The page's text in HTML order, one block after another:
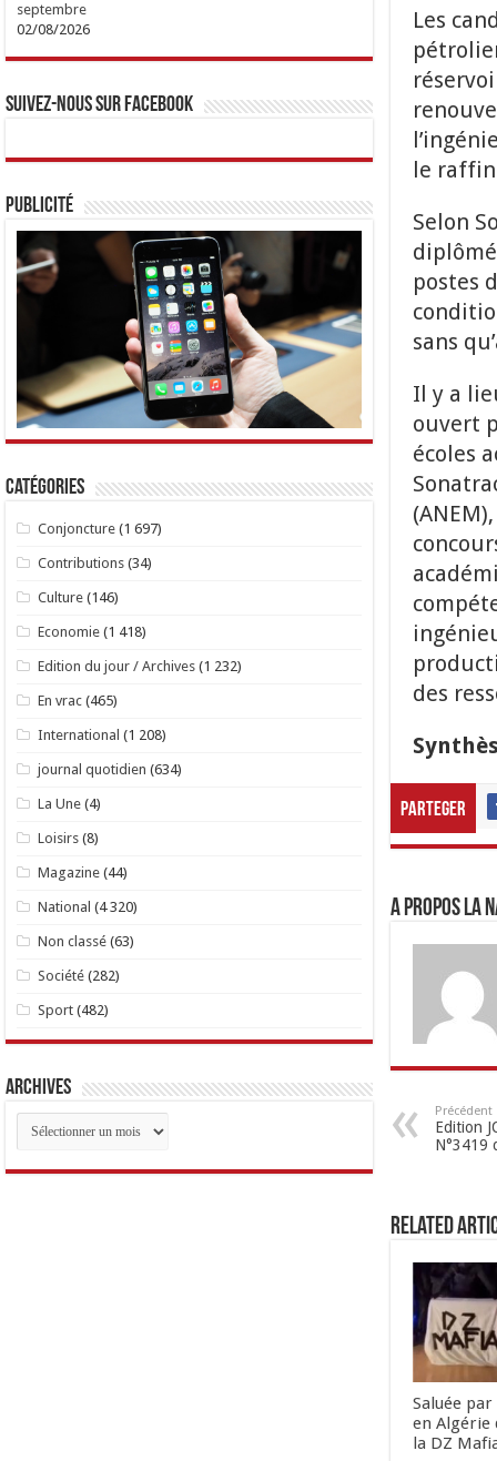
Les
le
Selon
postes
sans
Il y a
ouvert
écoles
des
Parteger
A propos LA
Précédent
Edition
N°3419
Related
Saluée
en Algérie
la DZ
septembre
02/08/2026
Suivez-nous sur Facebook
Publicité
Catégories
Conjoncture (1 697)
Contributions (34)
Culture (146)
Economie (1 418)
Edition du jour / Archives (1 232)
En vrac (465)
International (1 208)
journal quotidien (634)
La Une (4)
Loisirs (8)
Magazine (44)
National (4 320)
Non classé (63)
Société (282)
Sport (482)
Archives
Archives